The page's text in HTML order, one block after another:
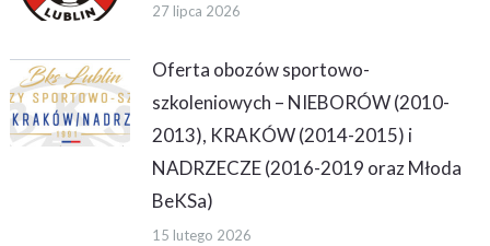
27 lipca 2026
Oferta obozów sportowo-
szkoleniowych – NIEBORÓW (2010-
2013), KRAKÓW (2014-2015) i
NADRZECZE (2016-2019 oraz Młoda
BeKSa)
15 lutego 2026